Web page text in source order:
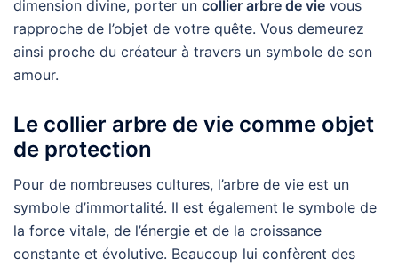
dimension divine, porter un collier arbre de vie vous
rapproche de l’objet de votre quête. Vous demeurez
ainsi proche du créateur à travers un symbole de son
amour.
Le collier arbre de vie comme objet
de protection
Pour de nombreuses cultures, l’arbre de vie est un
symbole d’immortalité. Il est également le symbole de
la force vitale, de l’énergie et de la croissance
constante et évolutive. Beaucoup lui confèrent des